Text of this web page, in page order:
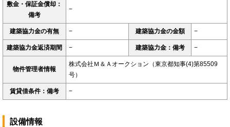
敷金・保証金償却：
備考
−
建築協力金の有無 − 建築協力金の金額 −
建築協力金返済期間 − 建築協力金：備考 −
物件管理者情報
株式会社Ｍ＆Ａオークション（東京都知事(4)第85509
号）
賃貸借条件：備考 −
設備情報